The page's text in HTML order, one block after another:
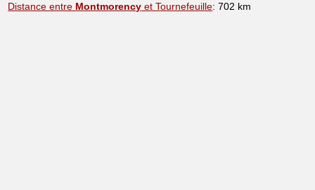
Distance entre Montmorency et Tournefeuille: 702 km